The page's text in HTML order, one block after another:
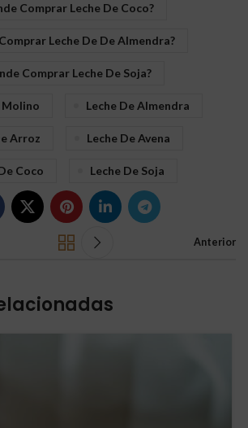
Comprar Leche De Coco?
Leche De De Almendra?
Comprar Leche De Soja?
Molino Leche De Almendra
Arroz Leche De Avena
Coco Leche De Soja
Anterior